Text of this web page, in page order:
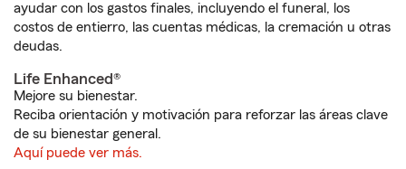
ayudar con los gastos finales, incluyendo el funeral, los
costos de entierro, las cuentas médicas, la cremación u otras
deudas.
Life Enhanced®
Mejore su bienestar.
Reciba orientación y motivación para reforzar las áreas clave
de su bienestar general.
Aquí puede ver más.